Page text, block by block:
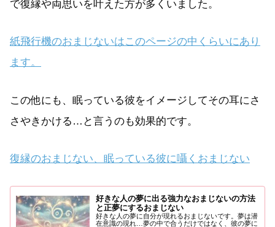
で復縁や両思いを叶えた方が多くいました。
紙飛行機のおまじないはこのページの中くらいにあり
ます。
この他にも、眠っている彼をイメージしてその耳にさ
さやきかける…と言うのも効果的です。
復縁のおまじない、眠っている彼に囁くおまじない
好きな人の夢に出る強力なおまじないの方法
と正夢にするおまじない
好きな人の夢に自分が現れるおまじないです。夢は潜
在意識の現れ…夢の中で合うだけではなく、彼の夢に